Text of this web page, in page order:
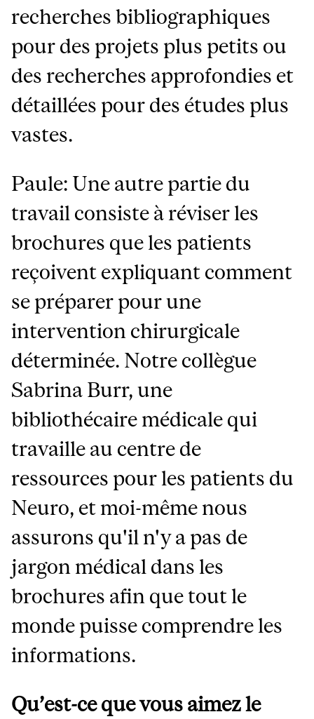
recherches bibliographiques
pour des projets plus petits ou
des recherches approfondies et
détaillées pour des études plus
vastes.
Paule: Une autre partie du
travail consiste à réviser les
brochures que les patients
reçoivent expliquant comment
se préparer pour une
intervention chirurgicale
déterminée. Notre collègue
Sabrina Burr, une
bibliothécaire médicale qui
travaille au centre de
ressources pour les patients du
Neuro, et moi-même nous
assurons qu'il n'y a pas de
jargon médical dans les
brochures afin que tout le
monde puisse comprendre les
informations.
Qu’est-ce que vous aimez le